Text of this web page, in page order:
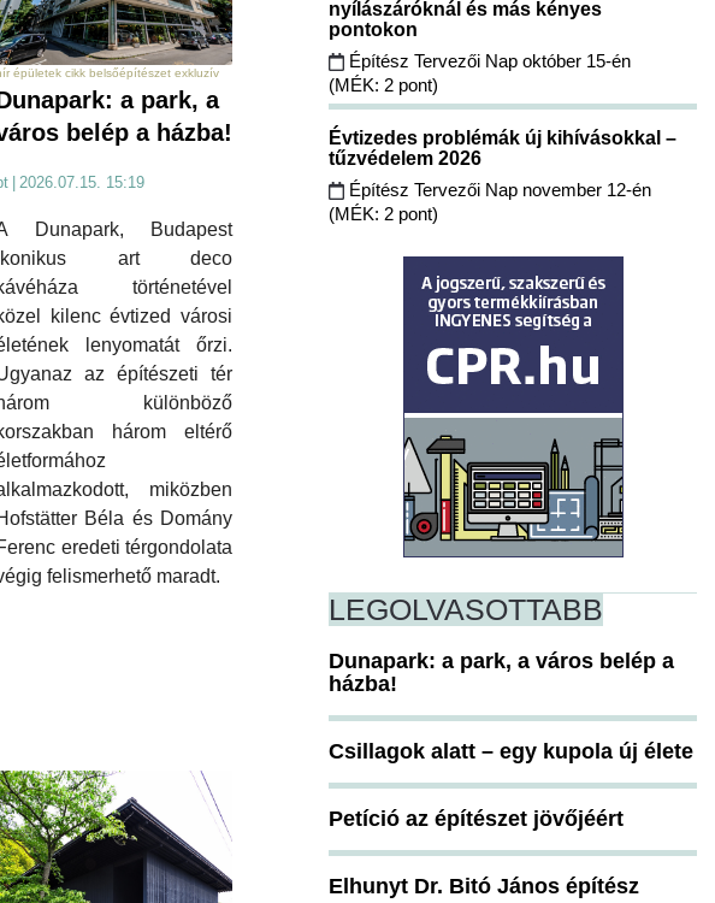
épületek cikk belsőépítészet exkluzív
a park, a
belép a házba!
2026.07.15. 15:19
Dunapark, Budapest
art deco
történetével
kilenc évtized városi
lenyomatát őrzi.
az építészeti tér
különböző
három eltérő
miközben
Béla és Domány
eredeti térgondolata
felismerhető maradt.
nyílászáróknál és más kényes
pontokon
Építész Tervezői Nap október 15-én
(MÉK: 2 pont)
Évtizedes problémák új kihívásokkal –
tűzvédelem 2026
Építész Tervezői Nap november 12-én
(MÉK: 2 pont)
LEGOLVASOTTABB
Dunapark: a park, a város belép a
házba!
Csillagok alatt – egy kupola új élete
Petíció az építészet jövőjéért
Elhunyt Dr. Bitó János építész